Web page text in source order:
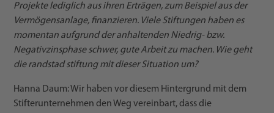
Projekte lediglich aus ihren Erträgen, zum Beispiel aus der
Vermögensanlage, finanzieren. Viele Stiftungen haben es
momentan aufgrund der anhaltenden Niedrig- bzw.
Negativzinsphase schwer, gute Arbeit zu machen. Wie geht
die randstad stiftung mit dieser Situation um?
Hanna Daum: Wir haben vor diesem Hintergrund mit dem
Stifterunternehmen den Weg vereinbart, dass die